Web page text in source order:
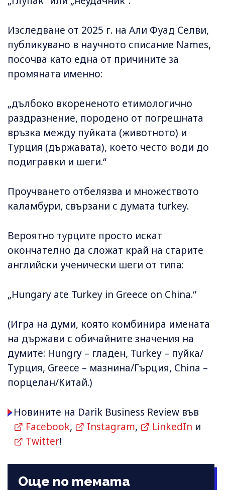
Изследване от 2025 г. на Али Фуад Селви,
публикувано в научното списание Names,
посочва като една от причините за
промяната именно:
„дълбоко вкорененото етимологично
раздразнение, породено от погрешната
връзка между пуйката (животното) и
Турция (държавата), което често води до
подигравки и шеги.“
Проучването отбелязва и множеството
каламбури, свързани с думата turkey.
Вероятно турците просто искат
окончателно да сложат край на старите
английски ученически шеги от типа:
„Hungary ate Turkey in Greece on China.“
(Игра на думи, която комбинира имената
на държави с обичайните значения на
думите: Hungry – гладен, Turkey – пуйка/
Турция, Greece – мазнина/Гърция, China –
порцелан/Китай.)
Новините на Darik Business Review във
Facebook, Instagram, LinkedIn и
Twitter!
Още по темата